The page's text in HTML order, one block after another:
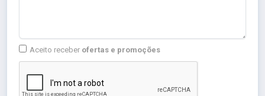
Aceito receber ofertas e promoções